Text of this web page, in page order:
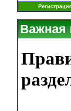
Важная